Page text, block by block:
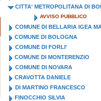
CITTA' METROPOLITANA DI
AVVISO PUBBLICO
COMUNE DI BELLARIA IGEA
COMUNE DI BOLOGNA
COMUNE DI FORLI'
COMUNE DI MONTERENZIO
COMUNE DI NOVARA
CRAVOTTA DANIELE
DI MARTINO FRANCESCO
FINOCCHIO SILVIA